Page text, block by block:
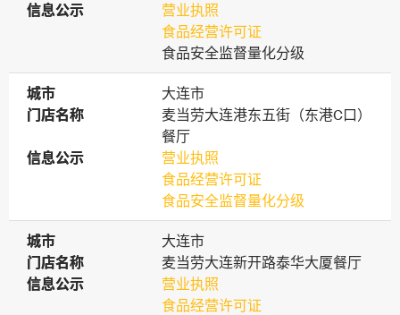
信息公示
信息公示
营业执照
食品经营许可证
食品安全监督量化分级
城市
城市
大连市
门店名称
门店名称
麦当劳大连港东五街（东港C口）
餐厅
信息公示
信息公示
营业执照
食品经营许可证
食品安全监督量化分级
城市
城市
大连市
门店名称
门店名称
麦当劳大连新开路泰华大厦餐厅
信息公示
信息公示
营业执照
食品经营许可证